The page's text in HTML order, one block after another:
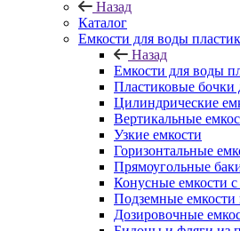
Назад
Каталог
Емкости для воды
Назад
Емкости для воды
Пластиковые бочки
Цилиндрические
Вертикальные
Узкие емкости
Горизонтальные
Прямоугольные
Конусные емкости
Подземные емкости
Дозировочные